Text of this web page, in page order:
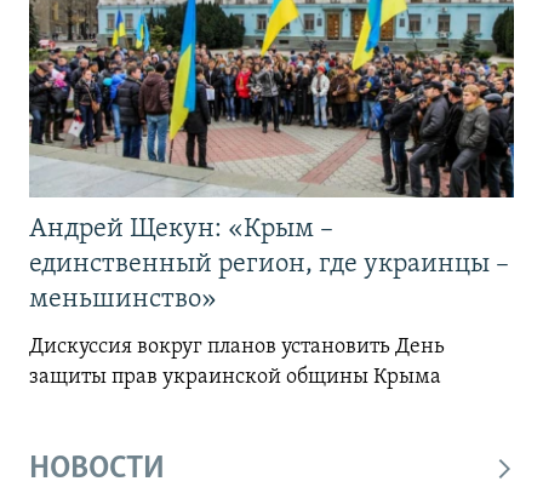
Андрей Щекун: «Крым –
единственный регион, где украинцы –
меньшинство»
Дискуссия вокруг планов установить День
защиты прав украинской общины Крыма
НОВОСТИ